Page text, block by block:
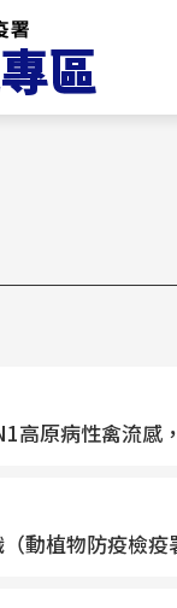
高原病性禽流感
動植物防疫檢疫